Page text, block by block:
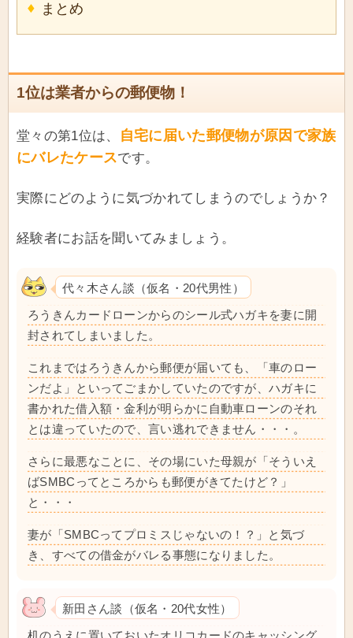
まとめ
1位は業者からの郵便物！
堂々の第1位は、
自宅に届いた郵便物が原因で家族
にバレたケースです。
実際にどのように気づかれてしまうのでしょうか？
経験者にお話を聞いてみましょう。
代々木さん談（仮名・20代男性）
ろうきんカードローンからのシール式ハガキを妻に開
封されてしまいました。
これまではろうきんから郵便が届いても、「車のロー
ンだよ」といってごまかしていたのですが、ハガキに
書かれた借入額・金利が明らかに自動車ローンのそれ
とは違っていたので、言い逃れできません・・・。
さらに最悪なことに、その場にいた母親が「そういえ
ばSMBCってところからも郵便がきてたけど？」
と・・・
妻が「SMBCってプロミスじゃないの！？」と気づ
き、すべての借金がバレる事態になりました。
新田さん談（仮名・20代女性）